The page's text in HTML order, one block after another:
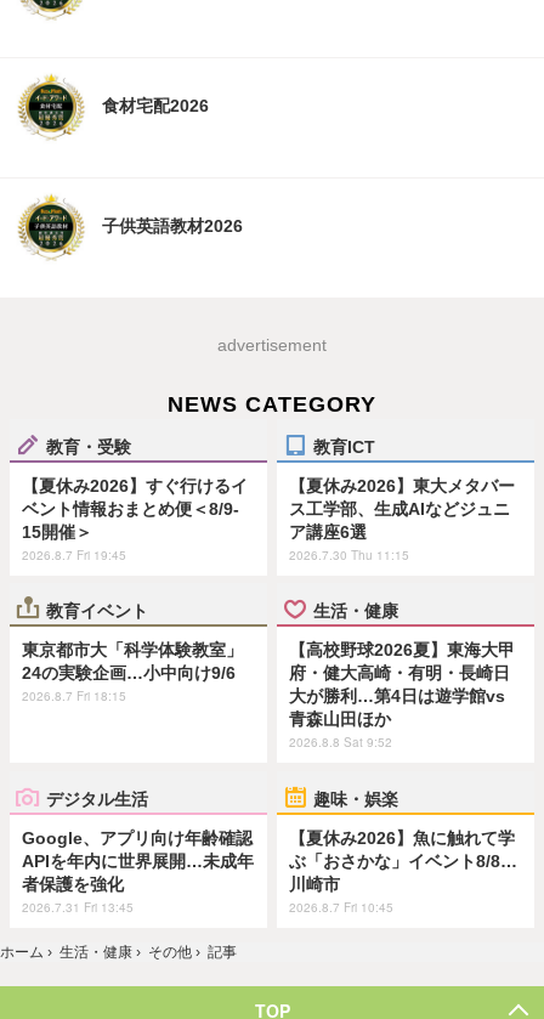
食材宅配2026
子供英語教材2026
advertisement
NEWS CATEGORY
教育・受験
【夏休み2026】すぐ行けるイ
ベント情報おまとめ便＜8/9-
15開催＞
2026.8.7 Fri 19:45
教育ICT
【夏休み2026】東大メタバー
ス工学部、生成AIなどジュニ
ア講座6選
2026.7.30 Thu 11:15
教育イベント
東京都市大「科学体験教室」
24の実験企画…小中向け9/6
2026.8.7 Fri 18:15
生活・健康
【高校野球2026夏】東海大甲
府・健大高崎・有明・長崎日
大が勝利…第4日は遊学館vs
青森山田ほか
2026.8.8 Sat 9:52
デジタル生活
Google、アプリ向け年齢確認
APIを年内に世界展開…未成年
者保護を強化
2026.7.31 Fri 13:45
趣味・娯楽
【夏休み2026】魚に触れて学
ぶ「おさかな」イベント8/8…
川崎市
2026.8.7 Fri 10:45
ホーム › 生活・健康 › その他 › 記事
TOP